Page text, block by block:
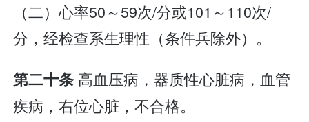
（二）心率50～59次/分或101～110次/
分，经检查系生理性（条件兵除外）。
第二十条 高血压病，器质性心脏病，血管
疾病，右位心脏，不合格。